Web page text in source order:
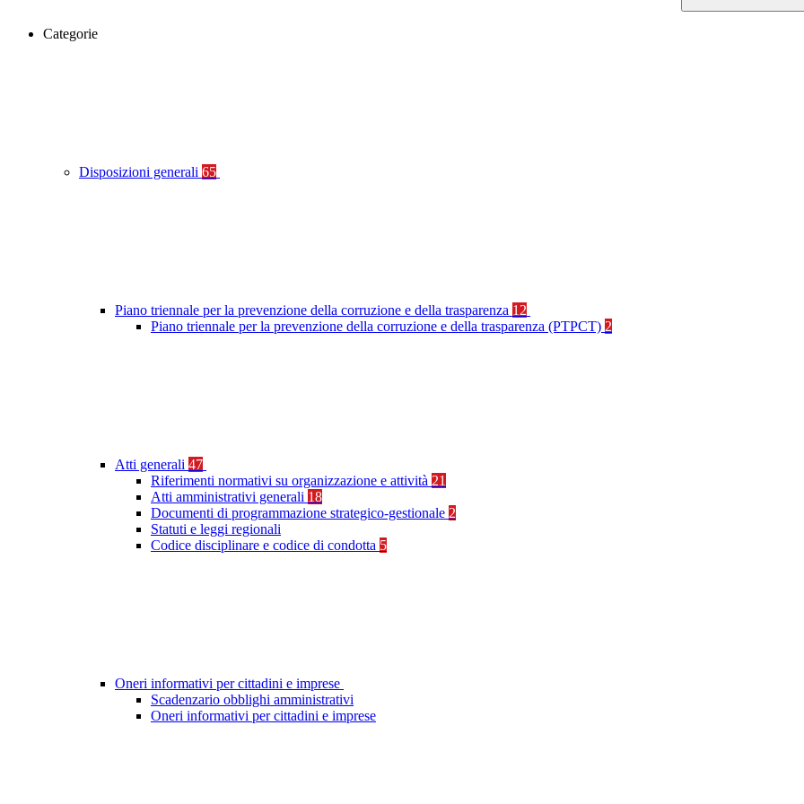
Categorie
Disposizioni generali 65
Piano triennale per la prevenzione della corruzione e della trasparenza 12
Piano triennale per la prevenzione della corruzione e della trasparenza (PTPCT) 2
Atti generali 47
Riferimenti normativi su organizzazione e attività 21
Atti amministrativi generali 18
Documenti di programmazione strategico-gestionale 2
Statuti e leggi regionali
Codice disciplinare e codice di condotta 5
Oneri informativi per cittadini e imprese
Scadenzario obblighi amministrativi
Oneri informativi per cittadini e imprese